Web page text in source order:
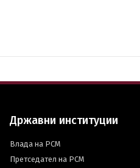
Државни институции
Влада на РСМ
Претседател на РСМ